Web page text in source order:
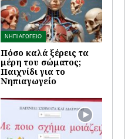
ΝΗΠΙΑΓΩΓΕΙΟ
Πόσο καλά ξέρεις τα
μέρη του σώματος;
Παιχνίδι για το
Νηπιαγωγείο